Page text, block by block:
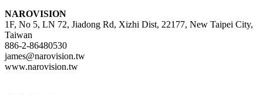
NAROVISION
1F, No 5, LN 72, Jiadong Rd, Xizhi Dist, 22177, New Taipei City,
Taiwan
886-2-86480530
james@narovision.tw
www.narovision.tw